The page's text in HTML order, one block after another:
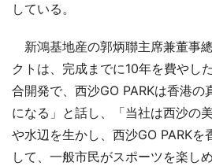
している。
新鴻基地産の郭炳聯主席兼董事
クトは、完成までに10年を費やし
合開発で、西沙GO PARKは香港の
になる」と話し、「当社は西沙の
や水辺を生かし、西沙GO PARKを
して、一般市民がスポーツを楽し